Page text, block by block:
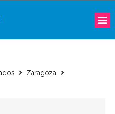
Zaragoza